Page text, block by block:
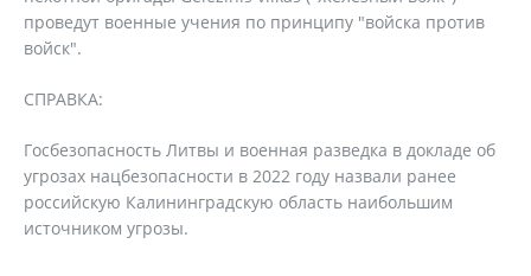
проведут военные учения по принципу "войска против
войск".
СПРАВКА:
Госбезопасность Литвы и военная разведка в докладе об
угрозах нацбезопасности в 2022 году назвали ранее
российскую Калининградскую область наибольшим
источником угрозы.